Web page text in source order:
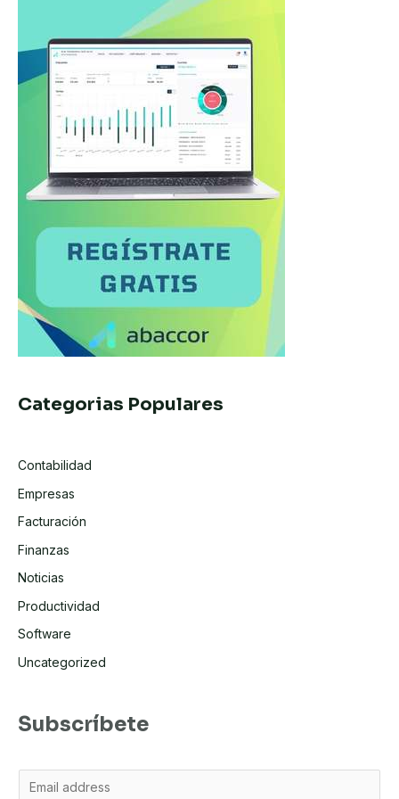
Categorias Populares
Contabilidad
Empresas
Facturación
Finanzas
Noticias
Productividad
Software
Uncategorized
Subscríbete